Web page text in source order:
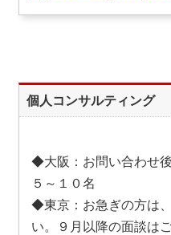
個人コンサルティング
◆大阪：お問い合わせ
５～１０名
◆東京：お急ぎの方は
い。９月以降の面談は